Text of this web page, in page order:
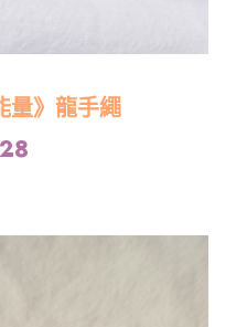
量》龍手繩